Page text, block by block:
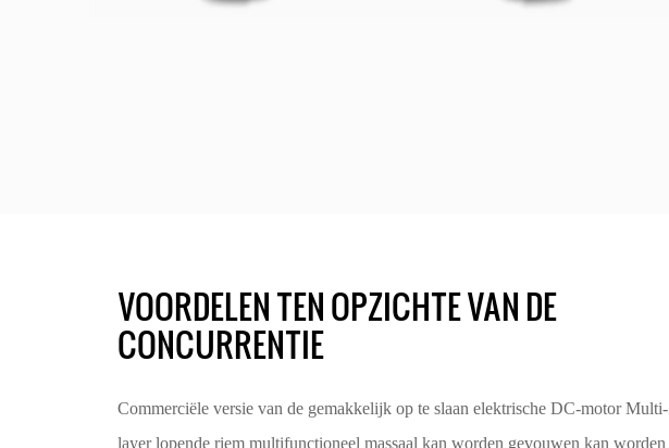
VOORDELEN TEN OPZICHTE VAN DE
CONCURRENTIE
Commerciële versie van de gemakkelijk op te slaan elektrische DC-motor Multi-
layer lopende riem multifunctioneel massaal kan worden gevouwen kan worden